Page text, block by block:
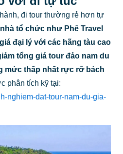
đi tour thường rẻ hơn tự
nhà tổ chức như Phê Travel
đại lý với các hãng tàu cao
tổng giá tour đảo nam du
mức thấp nhất rực rỡ bách
phân tích kỹ tại:
nghiem-dat-tour-nam-du-gia-